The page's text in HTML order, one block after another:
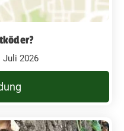
Juli 2026